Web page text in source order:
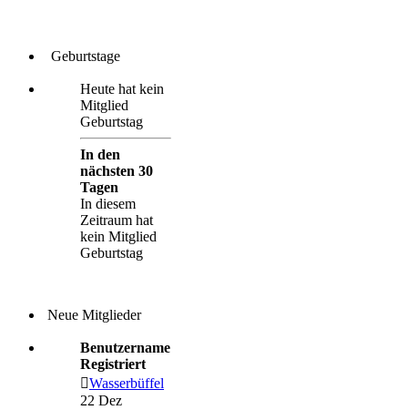
Geburtstage
Heute hat kein
Mitglied
Geburtstag
In den
nächsten 30
Tagen
In diesem
Zeitraum hat
kein Mitglied
Geburtstag
Neue Mitglieder
Benutzername
Registriert
Wasserbüffel
22 Dez